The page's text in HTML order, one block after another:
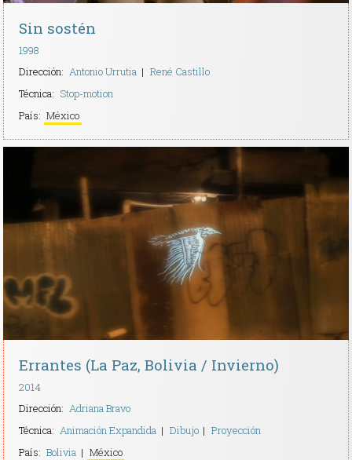
Sin sostén
1998
Dirección: Antonio Urrutia
René Castillo
Técnica: Stop-motion
País: México
Errantes (La Paz, Bolivia / Invierno)
2014
Dirección: Adriana Bravo
Técnica: Animación Expandida Dibujo
Proyección
País: Bolivia México